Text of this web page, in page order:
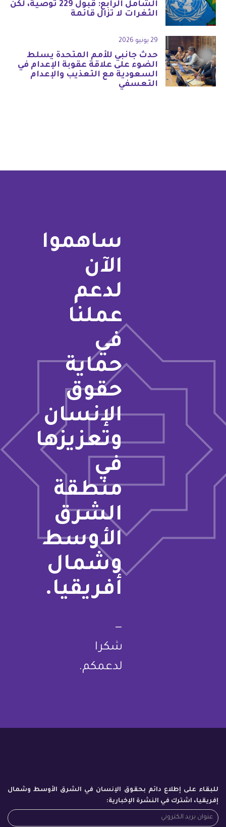
الشامل الرابع: قبول 229 توصية، لكن
الثغرات لا تزال قائمة
29 يونيو 2026
حدث جانبي للأمم المتحدة يسلط
الضوء على علاقة عقوبة الإعدام في
السعودية مع التعذيب والإعدام
التعسفي
ساهموا
الآن
لدعم
عملنا
في
حماية
حقوق
الإنسان
وتعزيزها
في
منطقة
الشرق
الأوسط
وشمال
أفريقيا.
—
شكرا
لدعمكم.
للبقاء على إطلاع دائم بحقوق الإنسان في الشرق الأوسط وشمال
إفريقيا، اشترك في النشرة الإخبارية: